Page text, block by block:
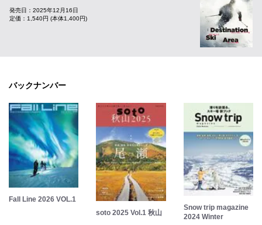
発売日：2025年12月16日
定価：1,540円 (本体1,400円)
バックナンバー
Fall Line 2026 VOL.1
soto 2025 Vol.1 秋山
Snow trip magazine
2024 Winter